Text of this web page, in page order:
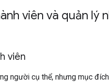
viên và quản lý
viên
người cụ thể, nhưng mục